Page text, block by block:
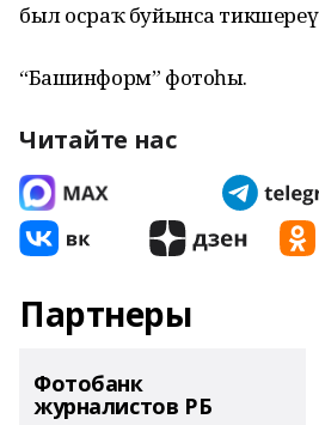
был осраҡ буйынса
“Башинформ” фотоһы.
Читайте нас
Партнеры
Фотобанк
журналистов РБ